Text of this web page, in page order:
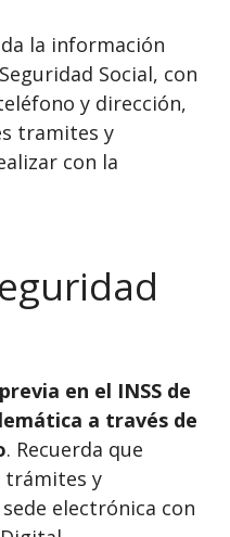
la información
Social, con
y dirección,
tramites y
con la
en el INSS de
a través de
. Recuerda que
trámites y
electrónica con